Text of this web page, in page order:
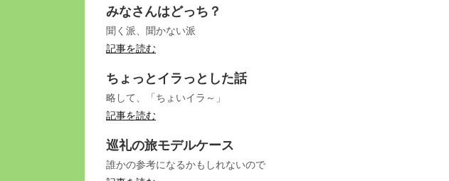
みなさんはどっち？
聞く派、聞かない派
記事を読む
ちょっとイラっとした話
略して、「ちょいイラ～」
記事を読む
巡礼の旅モデルケース
誰かの参考になるかもしれないので